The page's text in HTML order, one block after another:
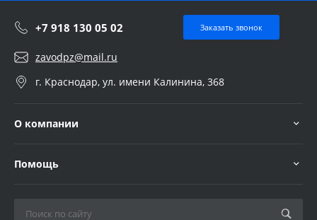
+7 918 130 05 02 Заказать звонок
zavodpz@mail.ru
г. Краснодар, ул. имени Калинина, 368
О компании
Помощь